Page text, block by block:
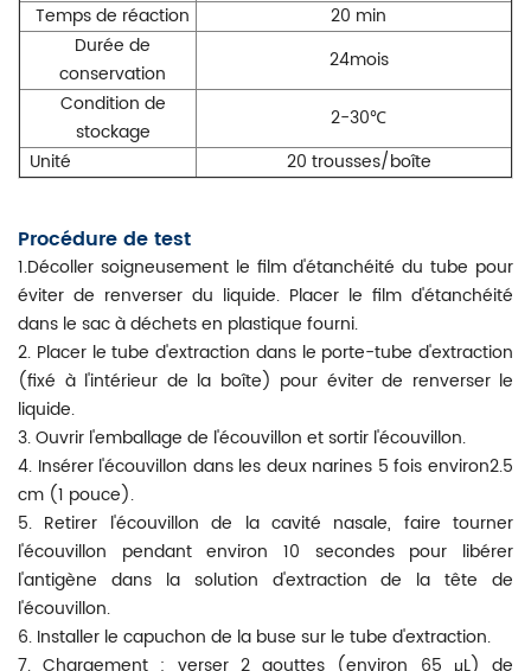
Temps de réaction
20 min
Durée de
conservation
24mois
Condition de
stockage
2-30℃
Unité
20 trousses/boîte
Procédure de test
1.Décoller soigneusement le film d'étanchéité du tube pour
éviter de renverser du liquide. Placer le film d'étanchéité
dans le sac à déchets en plastique fourni.
2. Placer le tube d'extraction dans le porte-tube d'extraction
(fixé à l'intérieur de la boîte) pour éviter de renverser le
liquide.
3. Ouvrir l'emballage de l'écouvillon et sortir l'écouvillon.
4. Insérer l'écouvillon dans les deux narines 5 fois environ2.5
cm (1 pouce).
5. Retirer l'écouvillon de la cavité nasale, faire tourner
l'écouvillon pendant environ 10 secondes pour libérer
l'antigène dans la solution d'extraction de la tête de
l'écouvillon.
6. Installer le capuchon de la buse sur le tube d'extraction.
7. Chargement : verser 2 gouttes (environ 65 μL) de